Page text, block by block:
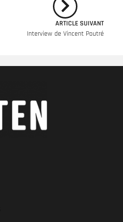
ARTICLE SUIVANT
Interview de Vincent Poutré